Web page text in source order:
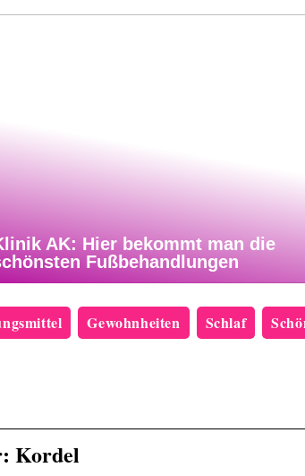
AK: Hier bekommt man die
Fußbehandlungen
Gewohnheiten Schlaf
Kordel